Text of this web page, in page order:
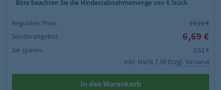
Bitte beachten Sie die Mindestabnahmemenge von 6 Stück.
Regulärer Preis:
10,21 €
Sonderangebot:
6,69 €
Sie sparen:
3,52 €
inkl. MwSt.7,96 €zzgl. Versand
In den Warenkorb